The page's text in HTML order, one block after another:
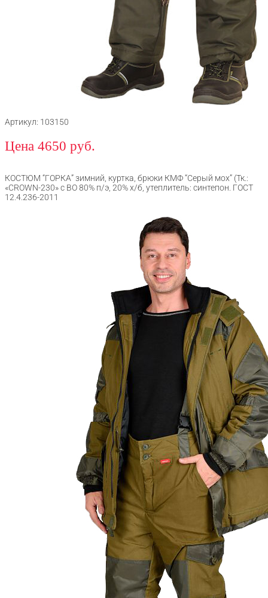
Артикул: 103150
Цена 4650 руб.
КОСТЮМ “ГОРКА” зимний, куртка, брюки КМФ “Серый мох” (Тк.:
«CROWN-230» с ВО 80% п/э, 20% х/б, утеплитель: синтепон. ГОСТ
12.4.236-2011